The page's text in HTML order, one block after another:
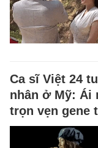
Ca sĩ Việt 24
nhân ở Mỹ: Ái
trọn vẹn gene